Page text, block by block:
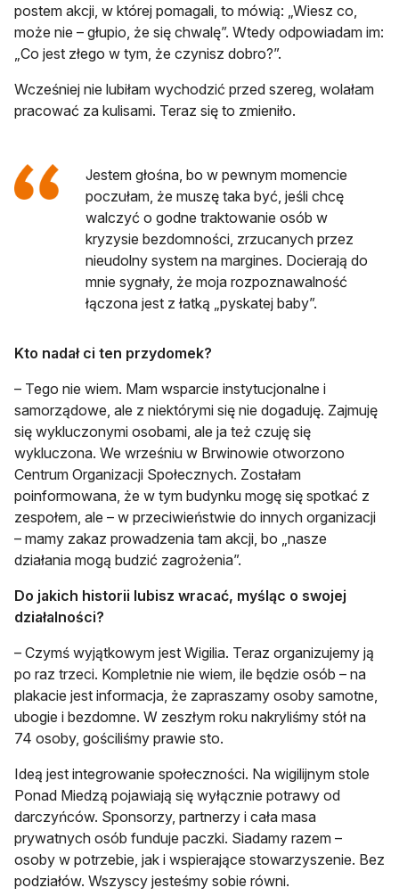
postem akcji, w której pomagali, to mówią: „Wiesz co,
może nie – głupio, że się chwalę”. Wtedy odpowiadam im:
„Co jest złego w tym, że czynisz dobro?”.
Wcześniej nie lubiłam wychodzić przed szereg, wolałam
pracować za kulisami. Teraz się to zmieniło.
Jestem głośna, bo w pewnym momencie
poczułam, że muszę taka być, jeśli chcę
walczyć o godne traktowanie osób w
kryzysie bezdomności, zrzucanych przez
nieudolny system na margines. Docierają do
mnie sygnały, że moja rozpoznawalność
łączona jest z łatką „pyskatej baby”.
Kto nadał ci ten przydomek?
– Tego nie wiem. Mam wsparcie instytucjonalne i
samorządowe, ale z niektórymi się nie dogaduję. Zajmuję
się wykluczonymi osobami, ale ja też czuję się
wykluczona. We wrześniu w Brwinowie otworzono
Centrum Organizacji Społecznych. Zostałam
poinformowana, że w tym budynku mogę się spotkać z
zespołem, ale – w przeciwieństwie do innych organizacji
– mamy zakaz prowadzenia tam akcji, bo „nasze
działania mogą budzić zagrożenia”.
Do jakich historii lubisz wracać, myśląc o swojej
działalności?
– Czymś wyjątkowym jest Wigilia. Teraz organizujemy ją
po raz trzeci. Kompletnie nie wiem, ile będzie osób – na
plakacie jest informacja, że zapraszamy osoby samotne,
ubogie i bezdomne. W zeszłym roku nakryliśmy stół na
74 osoby, gościliśmy prawie sto.
Ideą jest integrowanie społeczności. Na wigilijnym stole
Ponad Miedzą pojawiają się wyłącznie potrawy od
darczyńców. Sponsorzy, partnerzy i cała masa
prywatnych osób funduje paczki. Siadamy razem –
osoby w potrzebie, jak i wspierające stowarzyszenie. Bez
podziałów. Wszyscy jesteśmy sobie równi.